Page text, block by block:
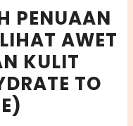
PENUAAN
AWET
KULIT
TO